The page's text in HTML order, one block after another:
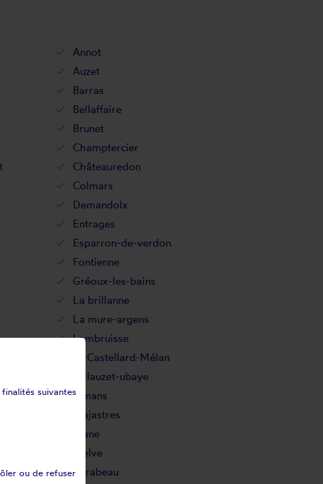
Annot
Auzet
Barras
Bellaffaire
Brunet
Champtercier
Châteauredon
Colmars
Demandolx
Entrages
Esparron-de-verdon
Fontienne
Gréoux-les-bains
La brillanne
La mure-argens
Lambruisse
Le Castellard-Mélan
Le lauzet-ubaye
Limans
Majastres
Mane
Melve
Mirabeau
suivantes
ou de refuser